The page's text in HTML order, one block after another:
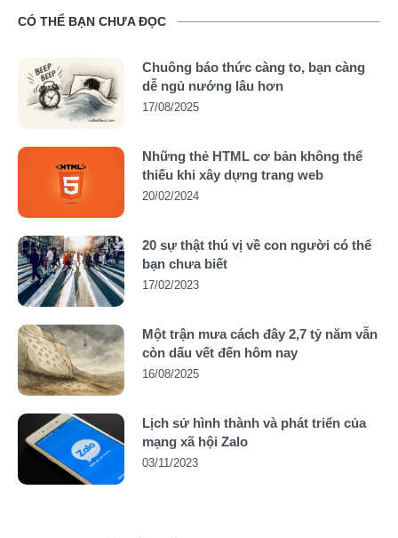
CÓ THỂ BẠN CHƯA ĐỌC
Chuông báo thức càng to, bạn càng
dễ ngủ nướng lâu hơn
17/08/2025
Những thẻ HTML cơ bản không thể
thiếu khi xây dựng trang web
20/02/2024
20 sự thật thú vị về con người có thể
bạn chưa biết
17/02/2023
Một trận mưa cách đây 2,7 tỷ năm vẫn
còn dấu vết đến hôm nay
16/08/2025
Lịch sử hình thành và phát triển của
mạng xã hội Zalo
03/11/2023